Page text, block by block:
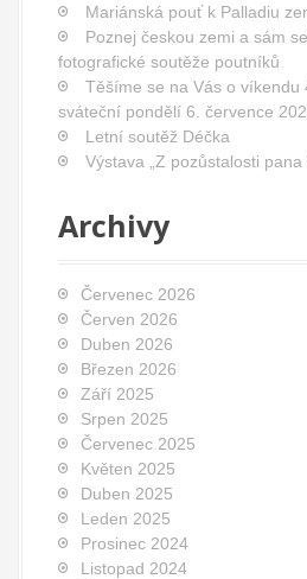
Mariánská pouť k Palladiu
Poznej českou zemi a sám
fotografické soutěže poutníků
Těšíme se na Vás o víkendu
sváteční pondělí 6. července
Letní soutěž Déčka
Výstava „Z pozůstalosti pana
Archivy
Červenec 2026
Červen 2026
Duben 2026
Březen 2026
Září 2025
Srpen 2025
Červenec 2025
Květen 2025
Duben 2025
Leden 2025
Prosinec 2024
Listopad 2024